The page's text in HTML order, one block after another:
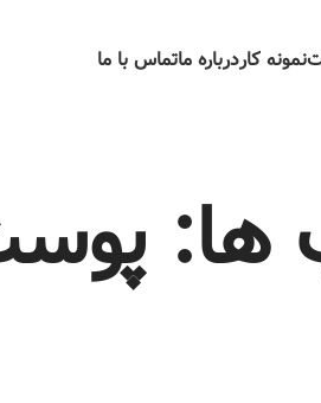
نمونه کاردرباره ماتماس با ما
ها: